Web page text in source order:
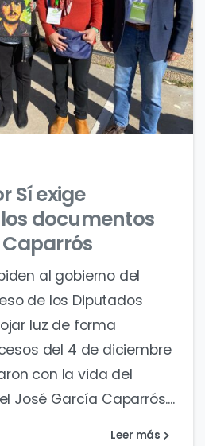
0 0
Sí exige
documentos
al gobierno del
de los Diputados
luz de forma
del 4 de diciembre
con la vida del
José García Caparrós....
Leer más